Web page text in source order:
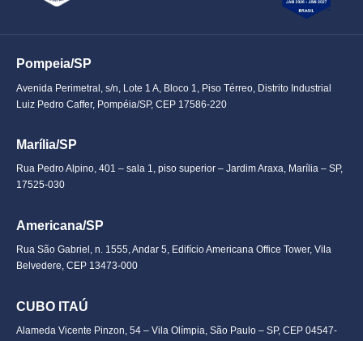
Pompeia/SP
Avenida Perimetral, s/n, Lote 1 A, Bloco 1, Piso Térreo, Distrito Industrial
Luiz Pedro Caffer, Pompéia/SP, CEP 17586-220
Marília/SP
Rua Pedro Alpino, 401 – sala 1, piso superior – Jardim Araxa, Marília – SP,
17525-030
Americana/SP
Rua São Gabriel, n. 1555, Andar 5, Edifício Americana Office Tower, Vila
Belvedere, CEP 13473-000
CUBO ITAÚ
Alameda Vicente Pinzon, 54 – Vila Olímpia, São Paulo – SP, CEP 04547-